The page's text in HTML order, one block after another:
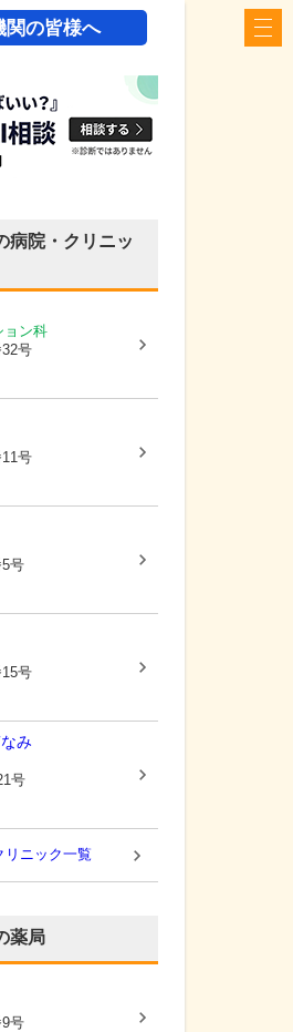
関の皆様へ
病院・クリニッ
ョン科
号
号
号
号
み
号
リニック一覧
薬局
号